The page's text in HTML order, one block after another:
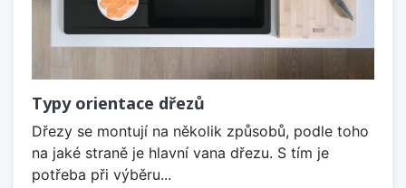
Typy orientace dřezů
Dřezy se montují na několik způsobů, podle toho
na jaké straně je hlavní vana dřezu. S tím je
potřeba při výběru...